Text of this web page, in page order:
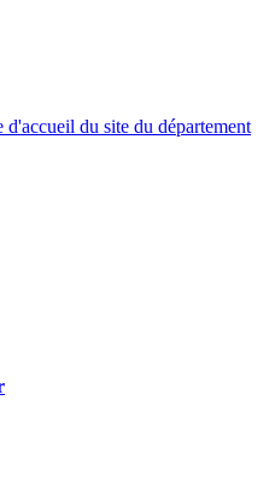
d'accueil du site du département